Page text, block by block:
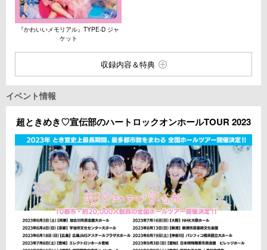
『かわいいメモリアル』TYPE-D ジャ
ケット
収録内容＆特典
イベント情報
超ときめき♡宣伝部のハートロックオンホールTOUR 2023